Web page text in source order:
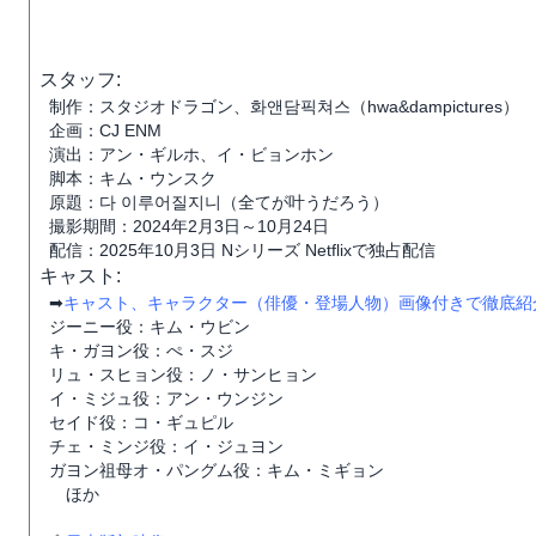
スタッフ:
制作：スタジオドラゴン、화앤담픽쳐스（hwa&dampictures）
企画：CJ ENM
演出：アン・ギルホ、イ・ビョンホン
脚本：キム・ウンスク
原題：다 이루어질지니（全てが叶うだろう）
撮影期間：2024年2月3日～10月24日
配信：2025年10月3日 Nシリーズ Netflixで独占配信
キャスト:
➡キャスト、キャラクター（俳優・登場人物）画像付きで徹底紹
ジーニー役：キム・ウビン
キ・ガヨン役：ぺ・スジ
リュ・スヒョン役：ノ・サンヒョン
イ・ミジュ役：アン・ウンジン
セイド役：コ・ギュピル
チェ・ミンジ役：イ・ジュヨン
ガヨン祖母オ・パングム役：キム・ミギョン
ほか